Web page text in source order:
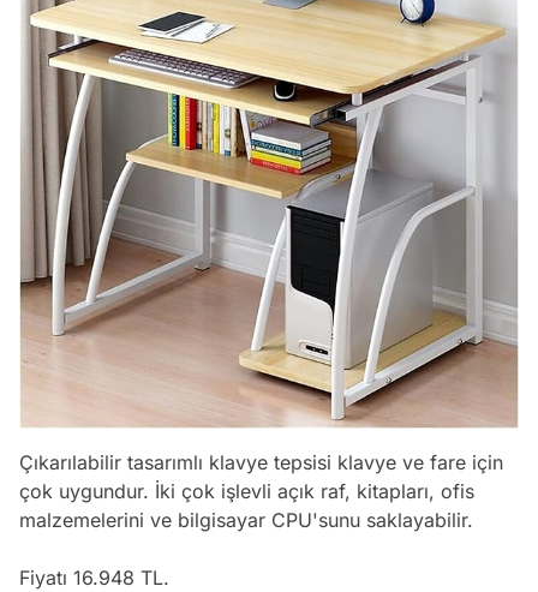
Çıkarılabilir tasarımlı klavye tepsisi klavye ve fare için
çok uygundur. İki çok işlevli açık raf, kitapları, ofis
malzemelerini ve bilgisayar CPU'sunu saklayabilir.
Fiyatı 16.948 TL.